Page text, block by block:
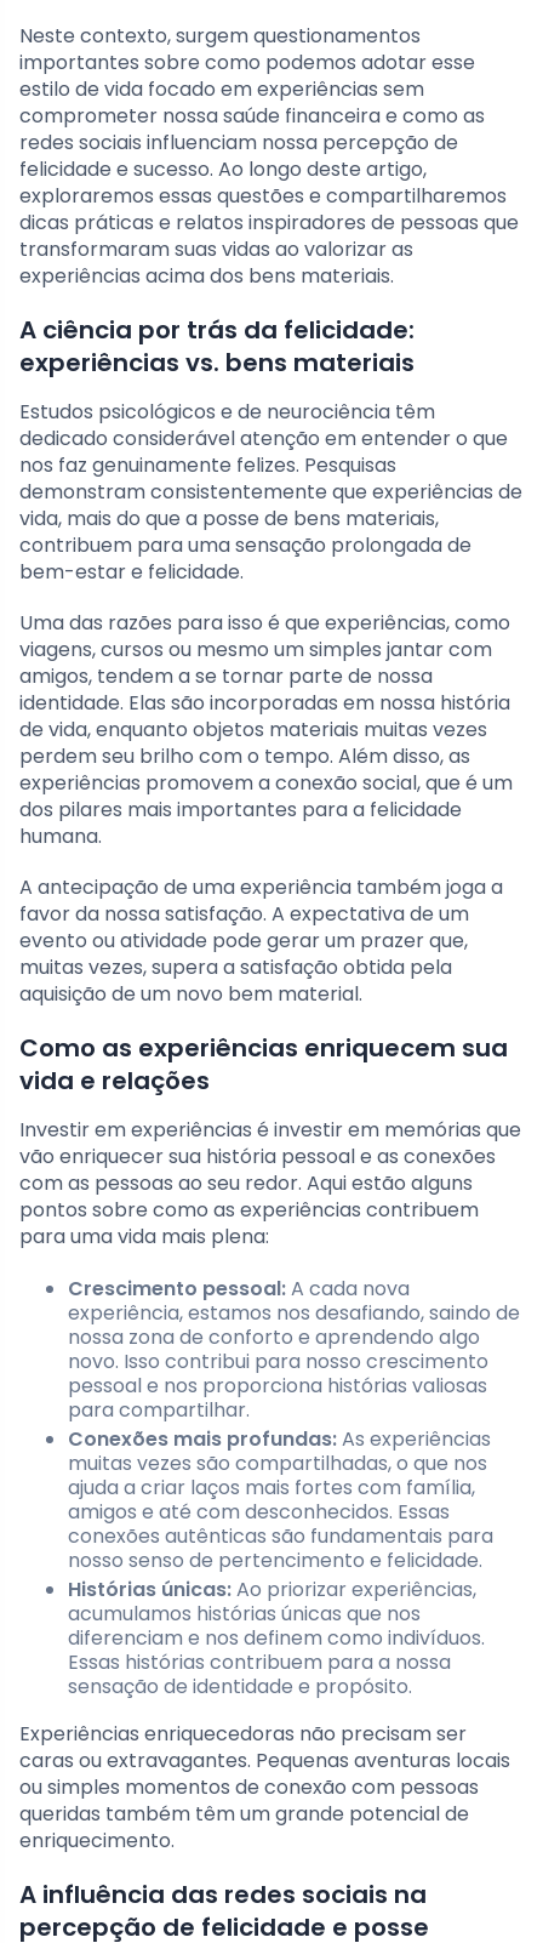
Neste contexto, surgem questionamentos
importantes sobre como podemos adotar esse
estilo de vida focado em experiências sem
comprometer nossa saúde financeira e como as
redes sociais influenciam nossa percepção de
felicidade e sucesso. Ao longo deste artigo,
exploraremos essas questões e compartilharemos
dicas práticas e relatos inspiradores de pessoas que
transformaram suas vidas ao valorizar as
experiências acima dos bens materiais.
A ciência por trás da felicidade:
experiências vs. bens materiais
Estudos psicológicos e de neurociência têm
dedicado considerável atenção em entender o que
nos faz genuinamente felizes. Pesquisas
demonstram consistentemente que experiências de
vida, mais do que a posse de bens materiais,
contribuem para uma sensação prolongada de
bem-estar e felicidade.
Uma das razões para isso é que experiências, como
viagens, cursos ou mesmo um simples jantar com
amigos, tendem a se tornar parte de nossa
identidade. Elas são incorporadas em nossa história
de vida, enquanto objetos materiais muitas vezes
perdem seu brilho com o tempo. Além disso, as
experiências promovem a conexão social, que é um
dos pilares mais importantes para a felicidade
humana.
A antecipação de uma experiência também joga a
favor da nossa satisfação. A expectativa de um
evento ou atividade pode gerar um prazer que,
muitas vezes, supera a satisfação obtida pela
aquisição de um novo bem material.
Como as experiências enriquecem sua
vida e relações
Investir em experiências é investir em memórias que
vão enriquecer sua história pessoal e as conexões
com as pessoas ao seu redor. Aqui estão alguns
pontos sobre como as experiências contribuem
para uma vida mais plena:
Crescimento pessoal:A cada nova
experiência, estamos nos desafiando, saindo de
nossa zona de conforto e aprendendo algo
novo. Isso contribui para nosso crescimento
pessoal e nos proporciona histórias valiosas
para compartilhar.
Conexões mais profundas:As experiências
muitas vezes são compartilhadas, o que nos
ajuda a criar laços mais fortes com família,
amigos e até com desconhecidos. Essas
conexões autênticas são fundamentais para
nosso senso de pertencimento e felicidade.
Histórias únicas:Ao priorizar experiências,
acumulamos histórias únicas que nos
diferenciam e nos definem como indivíduos.
Essas histórias contribuem para a nossa
sensação de identidade e propósito.
Experiências enriquecedoras não precisam ser
caras ou extravagantes. Pequenas aventuras locais
ou simples momentos de conexão com pessoas
queridas também têm um grande potencial de
enriquecimento.
A influência das redes sociais na
percepção de felicidade e posse